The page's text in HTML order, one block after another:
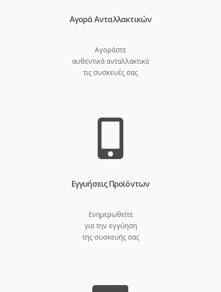
Aγορά Ανταλλακτικών
Αγοράστε
αυθεντικά ανταλλακτικά
τις συσκευές σας
Eγγυήσεις Προϊόντων
Ενημερωθείτε
για την εγγύηση
της συσκευής σας